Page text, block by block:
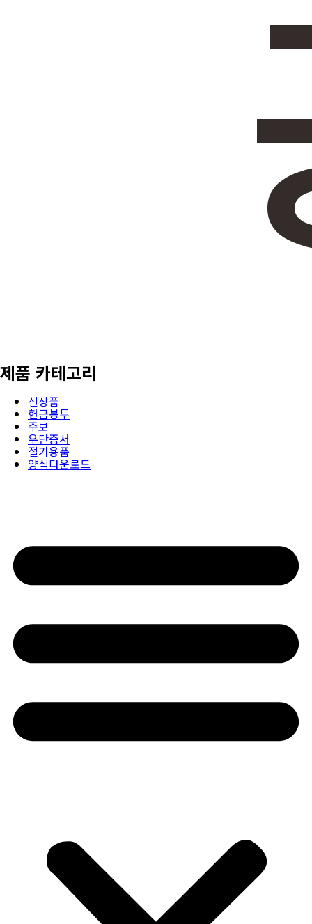
제품 카테고리
신상품
헌금봉투
주보
우단증서
절기용품
양식다운로드